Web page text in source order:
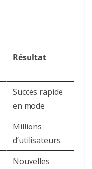
Résultat
Succès rapide
en mode
Millions
d’utilisateurs
Nouvelles